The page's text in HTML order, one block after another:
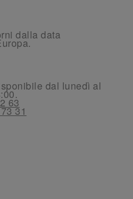
dalla data
dal lunedì al
63
31